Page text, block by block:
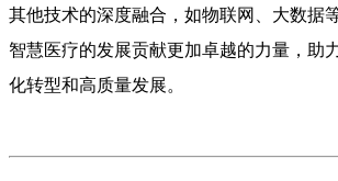
其他技术的深度融合，如物联网、大数据
智慧医疗的发展贡献更加卓越的力量，助
化转型和高质量发展。